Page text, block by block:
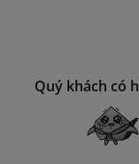
Quý khách có